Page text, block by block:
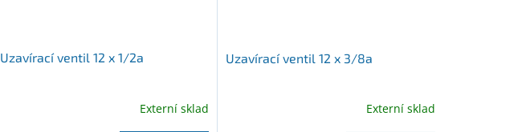
Uzavírací ventil 12 x 1/2a
Externí sklad
Uzavírací ventil 12 x 3/8a
Externí sklad